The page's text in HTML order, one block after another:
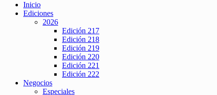
Inicio
Ediciones
2026
Edición 217
Edición 218
Edición 219
Edición 220
Edición 221
Edición 222
Negocios
Especiales